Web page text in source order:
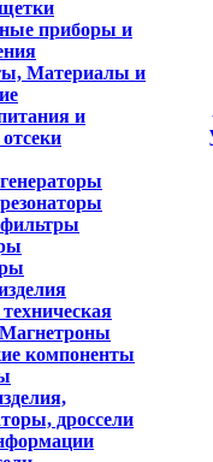
приборы и
Материалы и
и
компоненты
дроссели